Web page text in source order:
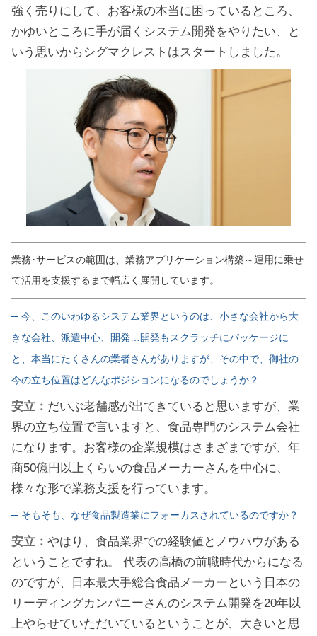
強く売りにして、お客様の本当に困っているところ、
かゆいところに手が届くシステム開発をやりたい、と
いう思いからシグマクレストはスタートしました。
業務･サービスの範囲は、業務アプリケーション構築～運用に乗せ
て活用を支援するまで幅広く展開しています。
─ 今、このいわゆるシステム業界というのは、小さな会社から大
きな会社、派遣中心、開発…開発もスクラッチにパッケージに
と、本当にたくさんの業者さんがありますが、その中で、御社の
今の立ち位置はどんなポジションになるのでしょうか？
安立： だいぶ老舗感が出てきていると思いますが、業
界の立ち位置で言いますと、食品専門のシステム会社
になります。お客様の企業規模はさまざまですが、年
商50億円以上くらいの食品メーカーさんを中心に、
様々な形で業務支援を行っています。
─ そもそも、なぜ食品製造業にフォーカスされているのですか？
安立： やはり、食品業界での経験値とノウハウがある
ということですね。 代表の高橋の前職時代からになる
のですが、日本最大手総合食品メーカーという日本の
リーディングカンパニーさんのシステム開発を20年以
上やらせていただいているということが、大きいと思